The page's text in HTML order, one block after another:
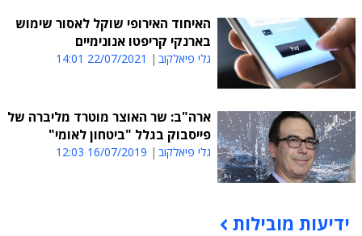
האיחוד האירופי שוקל לאסור שימוש
בארנקי קריפטו אנונימיים
גלי פיאלקוב 22/07/2021 14:01
ארה"ב: שר האוצר מוטרד מליברה של
פייסבוק בגלל "ביטחון לאומי"
גלי פיאלקוב 16/07/2019 12:03
תוכן פרסומי
ידיעות מובילות